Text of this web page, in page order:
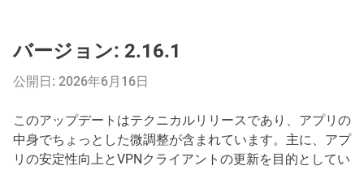
バージョン: 2.16.1
公開日: 2026年6月16日
このアップデートはテクニカルリリースであり、アプリの
中身でちょっとした微調整が含まれています。主に、アプ
リの安定性向上とVPNクライアントの更新を目的としてい